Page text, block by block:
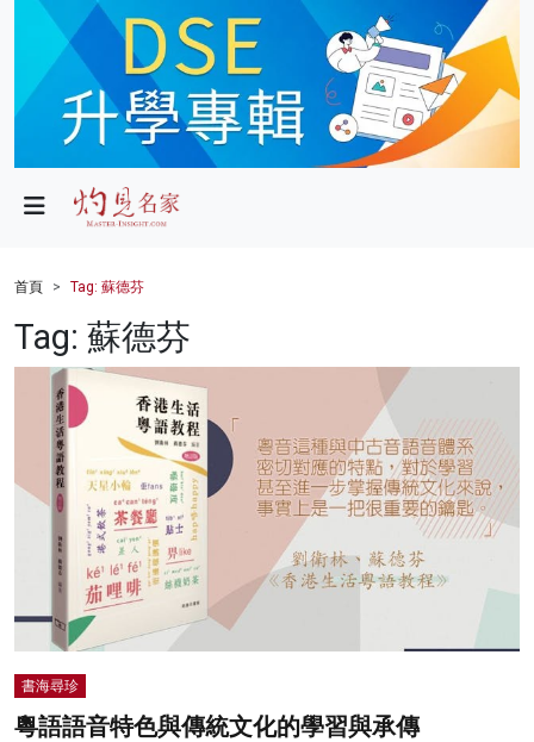
政局
財經
健康
商業
科技
影片
名家榜
灼見活動
首頁 Tag: 蘇德芬
Tag: 蘇德芬
書海尋珍
粵語語音特色與傳統文化的學習與承傳